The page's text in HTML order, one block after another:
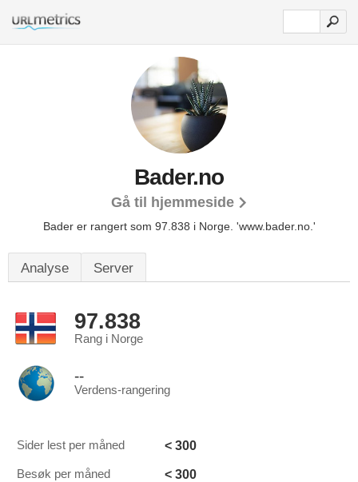
Bader.no
Gå til hjemmeside
Bader er rangert som 97.838 i Norge. 'www.bader.no.'
Analyse Server
97.838
Rang i Norge
--
Verdens-rangering
Sider lest per måned < 300
Besøk per måned < 300